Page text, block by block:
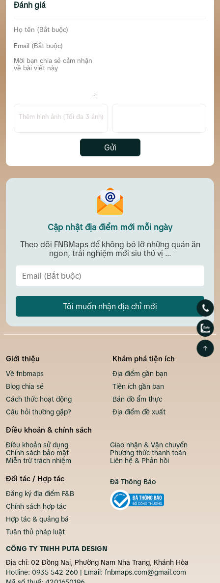
Đánh giá
Thêm hình ảnh (Tối đa 3 ảnh)
Gửi
Cập nhật địa điểm mới mỗi ngày
Theo dõi FNBMaps để không bỏ lỡ những quán ăn
ngon, trải nghiệm mới siu thú vị ...
Tôi muốn nhận địa chỉ mới
Giới thiệu
Về fnbmaps
Blog chia sẻ
Cách thức hoạt động
Câu hỏi thường gặp?
Khám phá tiện ích
Địa điểm gần bạn
Tiện ích gần bạn
Bản đồ ẩm thực
Địa điểm đề xuất
Điều khoản & chính sách
Điều khoản sử dụng
Chính sách bảo mật
Miễn trừ trách nhiệm
Giao nhận & Vận chuyển
Phương thức thanh toán
Liên hệ & Phản hồi
Đối tác / Hợp tác
Đăng ký địa điểm F&B
Chính sách hợp tác
Hợp tác & quảng bá
Tuân thủ pháp luật
CÔNG TY TNHH PUTA DESIGN
Địa chỉ: 02 Đồng Nai, Phường Nam Nha Trang, Khánh Hòa
Hotline: 0935 542 260 | Email: fnbmaps.com@gmail.com
Đã Thông Báo